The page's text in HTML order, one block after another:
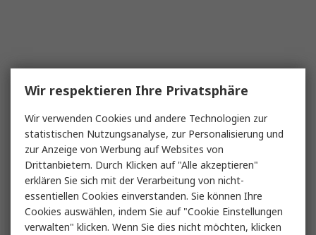
Wir respektieren Ihre Privatsphäre
Wir verwenden Cookies und andere Technologien zur
statistischen Nutzungsanalyse, zur Personalisierung und
zur Anzeige von Werbung auf Websites von
Drittanbietern. Durch Klicken auf "Alle akzeptieren"
erklären Sie sich mit der Verarbeitung von nicht-
essentiellen Cookies einverstanden. Sie können Ihre
Cookies auswählen, indem Sie auf "Cookie Einstellungen
verwalten" klicken. Wenn Sie dies nicht möchten, klicken